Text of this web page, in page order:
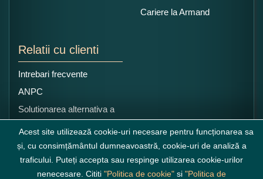
Cariere la Armand
Relatii cu clienti
Intrebari frecvente
ANPC
Solutionarea alternativa a
litigiilor
Acest site utilizează cookie-uri necesare pentru funcționarea sa
și, cu consimțământul dumneavoastră, cookie-uri de analiză a
traficului. Puteți accepta sau respinge utilizarea cookie-urilor
nenecesare. Cititi "Politica de cookie" si "Politica de